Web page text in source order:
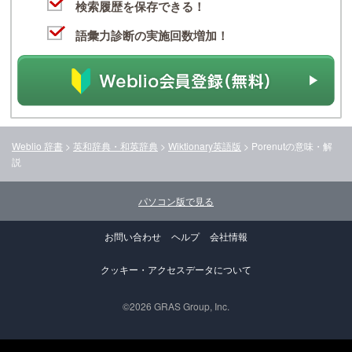
検索履歴を保存できる！
語彙力診断の実施回数増加！
Weblio 辞書 > 英和辞典・和英辞典 > Wiktionary英語版 > Porenutの意味・解
説
パソコン版で見る
お問い合わせ ヘルプ 会社情報
クッキー・アクセスデータについて
©2026 GRAS Group, Inc.